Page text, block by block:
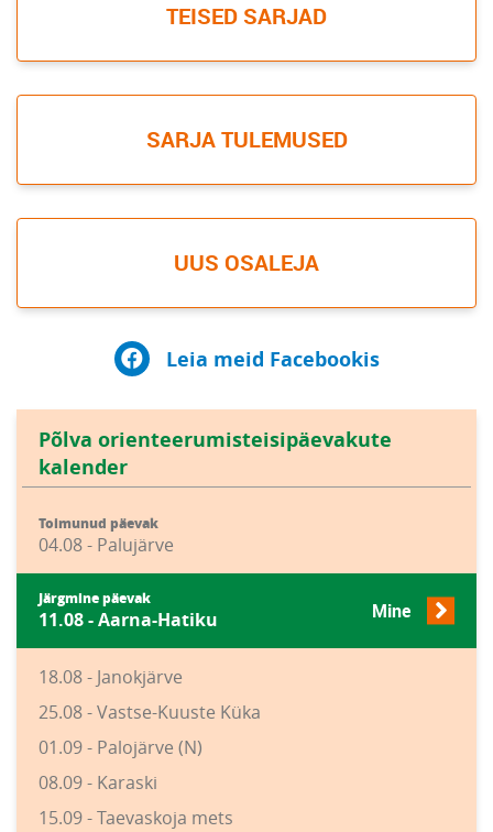
TEISED SARJAD
SARJA TULEMUSED
UUS OSALEJA
Leia meid Facebookis
Põlva orienteerumisteisipäevakute
kalender
Toimunud päevak
04.08 - Palujärve
Järgmine päevak
11.08 - Aarna-Hatiku Mine
18.08 - Janokjärve
25.08 - Vastse-Kuuste Küka
01.09 - Palojärve (N)
08.09 - Karaski
15.09 - Taevaskoja mets